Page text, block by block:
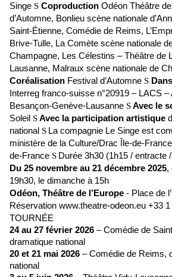
Singe S Coproduction Odéon Théâtre
d’Automne, Bonlieu scène nationale
Saint-Étienne, Comédie de Reims,
Brive-Tulle, La Comète scène nationale
Champagne, Les Célestins – Théâtre de
Lausanne, Malraux scène nationale de
Coréalisation Festival d’Automne S
Interreg franco-suisse n°20919 – LACS
Besançon-Genève-Lausanne SAvec le
Soleil SAvec la participation artistique
national S La compagnie Le Singe est
ministère de la Culture/Drac Île-de-
de-France S Durée 3h30 (1h15 / entracte
Du 25 novembre au 21 décembre 2025,
19h30, le dimanche à 15h
Odéon, Théâtre de l’Europe - Place de
Réservation www.theatre-odeon.eu +33
TOURNÉE
24 au 27 février 2026 – Comédie de
dramatique national
20 et 21 mai 2026 – Comédie de Reims,
national